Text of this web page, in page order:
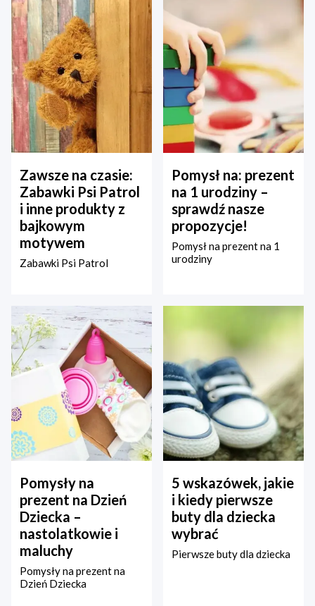
Zawsze na czasie:
Zabawki Psi Patrol
i inne produkty z
bajkowym
motywem
Zabawki Psi Patrol
Pomysł na: prezent
na 1 urodziny –
sprawdź nasze
propozycje!
Pomysł na prezent na 1
urodziny
Pomysły na
prezent na Dzień
Dziecka –
nastolatkowie i
maluchy
Pomysły na prezent na
Dzień Dziecka
5 wskazówek, jakie
i kiedy pierwsze
buty dla dziecka
wybrać
Pierwsze buty dla dziecka